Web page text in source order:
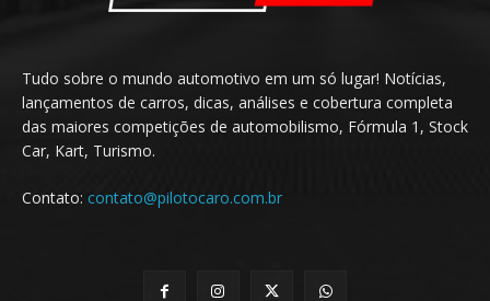
Tudo sobre o mundo automotivo em um só lugar! Notícias,
lançamentos de carros, dicas, análises e cobertura completa
das maiores competições de automobilismo, Fórmula 1, Stock
Car, Kart, Turismo.
Contato: contato@pilotocaro.com.br